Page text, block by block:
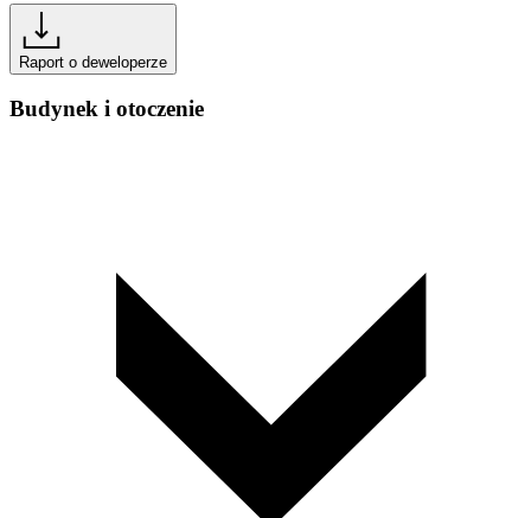
Raport o deweloperze
Budynek i otoczenie